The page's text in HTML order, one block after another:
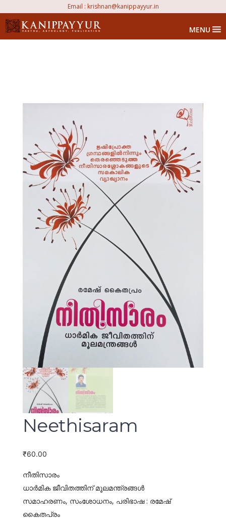
Email : krishnan@kanippayyur.in
MENU
Neethisaram
₹60.00
നീതിസാരം
ധാര്‍മിക ജീവിതത്തിന് മൂലമന്ത്രങ്ങള്‍
സമാഹരണം, സംശോധനം, പരിഭാഷ : രമേഷ്
കൈതപ്രം